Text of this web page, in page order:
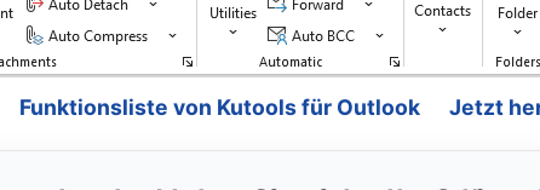
Funktionsliste von Kutools für Outlook Jetzt